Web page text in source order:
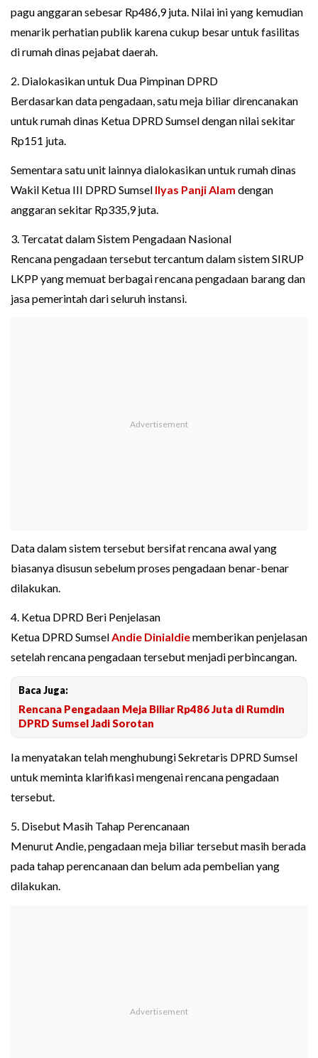
pagu anggaran sebesar Rp486,9 juta. Nilai ini yang kemudian
menarik perhatian publik karena cukup besar untuk fasilitas
di rumah dinas pejabat daerah.
2. Dialokasikan untuk Dua Pimpinan DPRD
Berdasarkan data pengadaan, satu meja biliar direncanakan
untuk rumah dinas Ketua DPRD Sumsel dengan nilai sekitar
Rp151 juta.
Sementara satu unit lainnya dialokasikan untuk rumah dinas
Wakil Ketua III DPRD Sumsel Ilyas Panji Alam dengan
anggaran sekitar Rp335,9 juta.
3. Tercatat dalam Sistem Pengadaan Nasional
Rencana pengadaan tersebut tercantum dalam sistem SIRUP
LKPP yang memuat berbagai rencana pengadaan barang dan
jasa pemerintah dari seluruh instansi.
Data dalam sistem tersebut bersifat rencana awal yang
biasanya disusun sebelum proses pengadaan benar-benar
dilakukan.
4. Ketua DPRD Beri Penjelasan
Ketua DPRD SumselAndie Dinialdiememberikan penjelasan
setelah rencana pengadaan tersebut menjadi perbincangan.
Baca Juga:
Rencana Pengadaan Meja Biliar Rp486 Juta di Rumdin
DPRD Sumsel Jadi Sorotan
Ia menyatakan telah menghubungi Sekretaris DPRD Sumsel
untuk meminta klarifikasi mengenai rencana pengadaan
tersebut.
5. Disebut Masih Tahap Perencanaan
Menurut Andie, pengadaan meja biliar tersebut masih berada
pada tahap perencanaan dan belum ada pembelian yang
dilakukan.